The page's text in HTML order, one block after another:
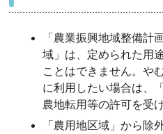
「農業振興地域整備計
域」は、定められた用
ことはできません。や
に利用したい場合は、
農地転用等の許可を受
「農用地区域」から除